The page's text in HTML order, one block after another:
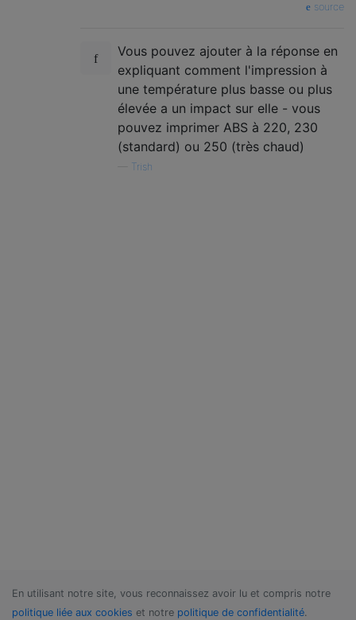
source
Vous pouvez ajouter à la réponse en
expliquant comment l'impression à
une température plus basse ou plus
élevée a un impact sur elle - vous
pouvez imprimer ABS à 220, 230
(standard) ou 250 (très chaud)
Trish
En utilisant notre site, vous reconnaissez avoir lu et compris notre
politique liée aux cookies et notre politique de confidentialité.